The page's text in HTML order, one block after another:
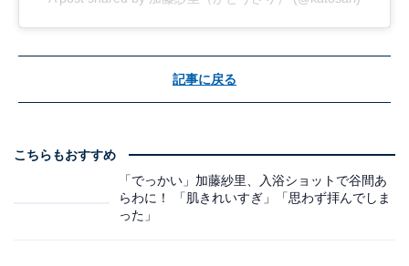
記事に戻る
こちらもおすすめ
「でっかい」加藤紗里、入浴ショットで谷間あ
らわに！ 「肌きれいすぎ」「思わず拝んでしま
った」